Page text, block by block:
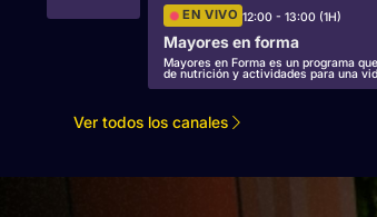
EN VIVO 12:00 - 13:00 (1H)
Mayores en forma
Mayores en Forma es un programa
de nutrición y actividades para una
Ver todos los canales